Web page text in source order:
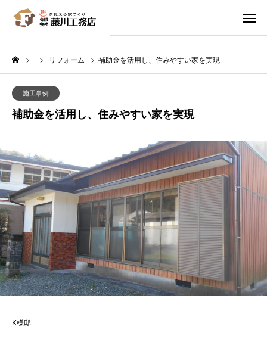
リフォーム 補助金を活用し、住みやすい家を実現
施工事例
補助金を活用し、住みやすい家を実現
K様邸